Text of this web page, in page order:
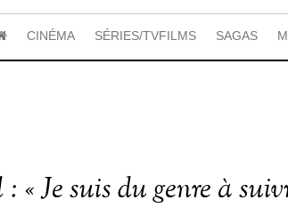
CINÉMA SÉRIES/TVFILMS SAGAS
« Je suis du genre à